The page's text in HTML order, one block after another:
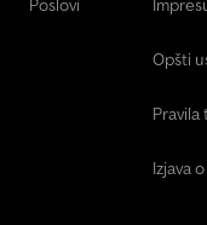
Poslovi
Opšti
Pravila
Izjava